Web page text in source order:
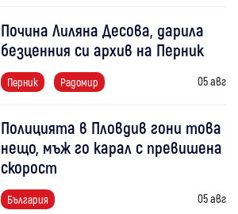
Почина Лиляна Десова, дарила
безценния си архив на Перник
Перник Радомир 05 авг
Полицията в Пловдив гони това
нещо, мъж го карал с превишена
скорост
България 05 авг